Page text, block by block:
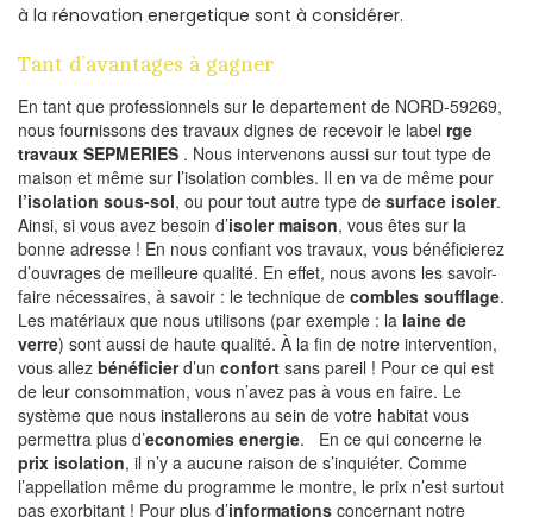
à la rénovation energetique sont à considérer.
Tant d’avantages à gagner
En tant que professionnels sur le departement de NORD-59269,
nous fournissons des travaux dignes de recevoir le label rge
travaux SEPMERIES . Nous intervenons aussi sur tout type de
maison et même sur l’isolation combles. Il en va de même pour
l’isolation sous-sol, ou pour tout autre type de surface isoler.
Ainsi, si vous avez besoin d’isoler maison, vous êtes sur la
bonne adresse ! En nous confiant vos travaux, vous bénéficierez
d’ouvrages de meilleure qualité. En effet, nous avons les savoir-
faire nécessaires, à savoir : le technique de combles soufflage.
Les matériaux que nous utilisons (par exemple : la laine de
verre) sont aussi de haute qualité. À la fin de notre intervention,
vous allez bénéficierd’un confort sans pareil ! Pour ce qui est
de leur consommation, vous n’avez pas à vous en faire. Le
système que nous installerons au sein de votre habitat vous
permettra plus d’economies energie. En ce qui concerne le
prix isolation, il n’y a aucune raison de s’inquiéter. Comme
l’appellation même du programme le montre, le prix n’est surtout
pas exorbitant ! Pour plus d’informations concernant notre